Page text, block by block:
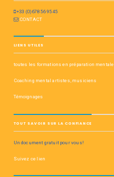
+33 (0)678 56 95 45
CONTACT
LIENS UTILES
toutes les formations en préparation mentale
Coaching mental artistes, musiciens
Témoignages
TOUT SAVOIR SUR LA CONFIANCE
Un document gratuit pour vous!
Suivez ce lien